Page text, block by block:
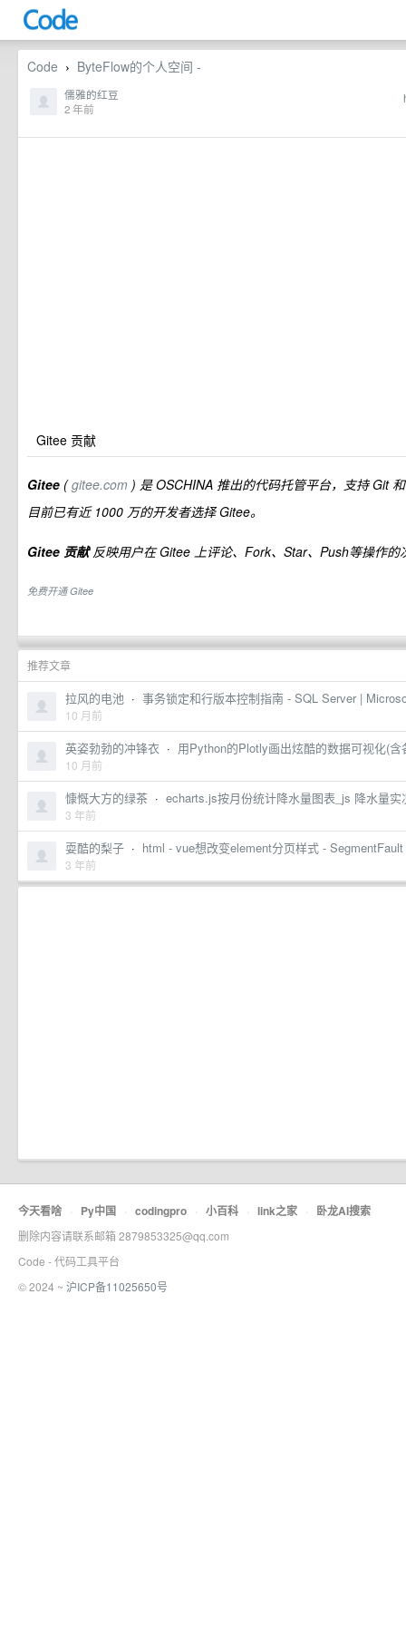
Code › ByteFlow的个人空间 -
儒雅的红豆
2 年前
Gitee 贡献
Gitee (gitee.com ) 是 OSCHINA 推出的代码托管平台，支持 Git
目前已有近 1000 万的开发者选择 Gitee。
Gitee 贡献反映用户在 Gitee 上评论、Fork、Star、Push等操作的
免费开通 Gitee
推荐文章
拉风的电池 · 事务锁定和行版本控制指南 - SQL Server |
10 月前
英姿勃勃的冲锋衣 · 用Python的Plotly画出炫酷的数据可视化(
10 月前
慷慨大方的绿茶 · echarts.js按月份统计降水量图表_js 降水量
3 年前
耍酷的梨子 · html - vue想改变element分页样式 -
3 年前
今天看啥 · Py中国 · codingpro · 小百科 · link之家 · 卧龙AI搜索
删除内容请联系邮箱 2879853325@qq.com
Code - 代码工具平台
© 2024 ~ 沪ICP备11025650号